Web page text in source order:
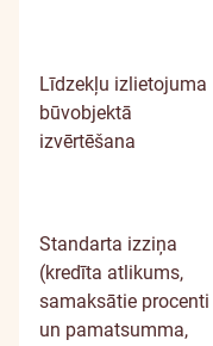
Līdzekļu izlietojuma
būvobjektā
izvērtēšana
Standarta izziņa
(kredīta atlikums,
samaksātie procenti
un pamatsumma,